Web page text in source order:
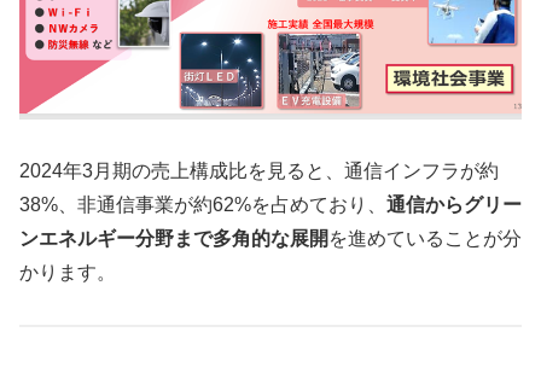
2024年3月期の売上構成比を見ると、通信インフラが約
38%、非通信事業が約62%を占めており、 通信からグリー
ンエネルギー分野まで多角的な展開 を進めていることが分
かります。